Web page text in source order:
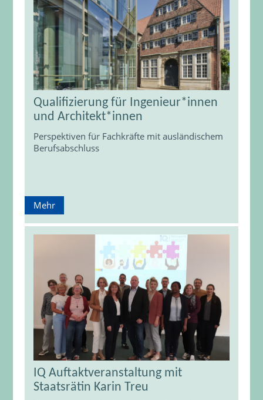
Qualifizierung für Ingenieur*innen
und Architekt*innen
Perspektiven für Fachkräfte mit ausländischem
Berufsabschluss
Mehr
IQ Auftaktveranstaltung mit
Staatsrätin Karin Treu